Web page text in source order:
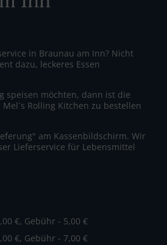
in Braunau am Inn? Nicht
dazu, leckeres Essen
speisen möchten, dann ist die
Rolling Kitchen zu bestellen
am Kassenbildschirm. Wir
Lieferservice für Lebensmittel
€, Gebühr - 5,00 €
€, Gebühr - 7,00 €